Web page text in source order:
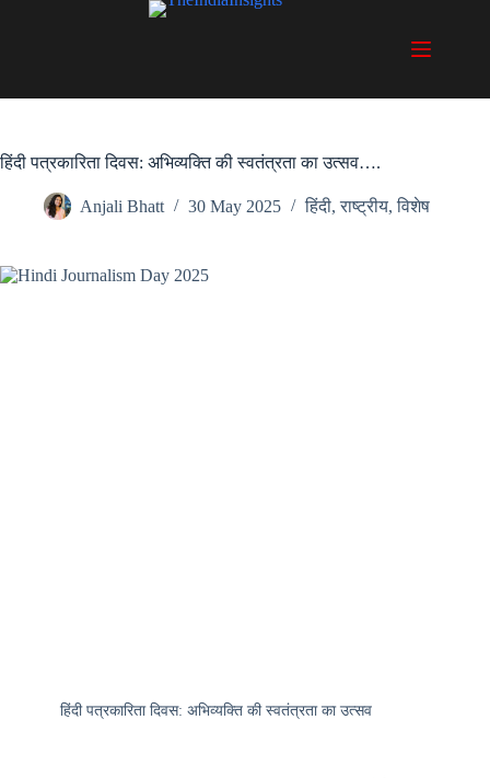
हिंदी पत्रकारिता दिवस: अभिव्यक्ति की स्वतंत्रता का उत्सव….
Anjali Bhatt 30 May 2025 हिंदी,राष्ट्रीय,विशेष
हिंदी पत्रकारिता दिवस: अभिव्यक्ति की स्वतंत्रता का उत्सव